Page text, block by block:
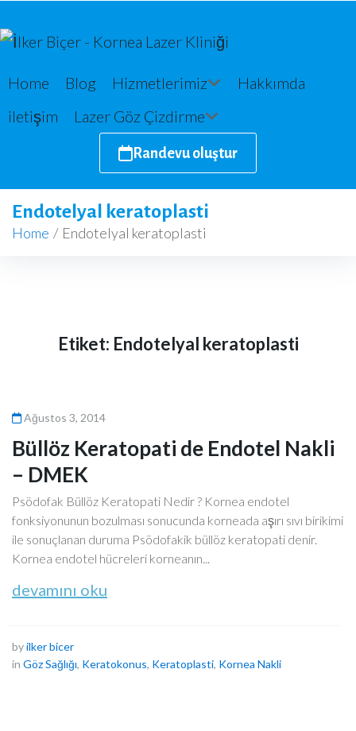
Home Blog Hizmetlerimiz
Hakkımda
iletişim
Lazer Göz Çizdirme
Randevu oluştur
Endotelyal keratoplasti
Home / Endotelyal keratoplasti
Etiket: Endotelyal keratoplasti
Ağustos 3, 2014
Büllöz Keratopati de Endotel Nakli
– DMEK
Psödofak Büllöz Keratopati Nedir ? Kornea endotel
fonksiyonunun bozulması sonucunda korneada aşırı sıvı birikimi
ile sonuçlanan duruma Psödofakik büllöz keratopati denir.
Kornea endotel hücreleri korneanın...
devamını oku
byilker bicer
in Göz Sağlığı, Keratokonus, Keratoplasti, Kornea Nakli